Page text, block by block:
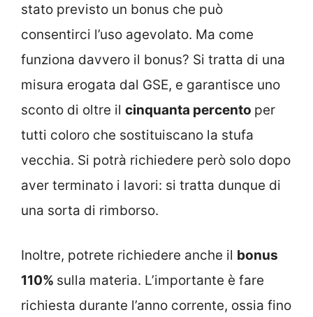
stato previsto un bonus che può
consentirci l’uso agevolato. Ma come
funziona davvero il bonus? Si tratta di una
misura erogata dal GSE, e garantisce uno
sconto di oltre il cinquanta percento per
tutti coloro che sostituiscano la stufa
vecchia. Si potrà richiedere però solo dopo
aver terminato i lavori: si tratta dunque di
una sorta di rimborso.
Inoltre, potrete richiedere anche il bonus
110% sulla materia. L’importante è fare
richiesta durante l’anno corrente, ossia fino